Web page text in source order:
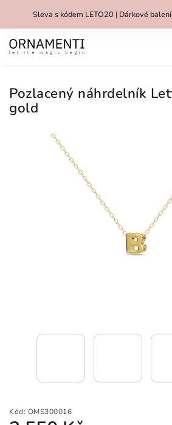
Sleva s kódem LETO20 | Dárkové
Pozlacený náhrdelník
gold
Kód: OMS300016